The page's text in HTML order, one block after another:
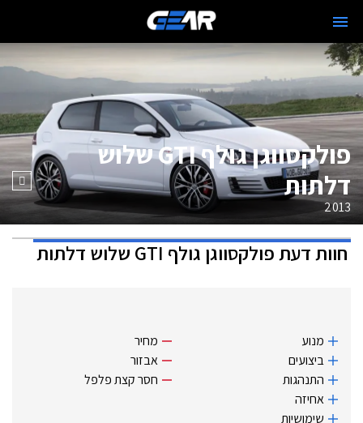
פולקסווגן גולף GTI שלוש
דלתות
2013
חוות דעתפולקסווגן גולף GTI שלוש דלתות
מנוע
ביצועים
התנהגות
אחיזה
שימושיות
מחיר
אבזור
חסר קצת פלפל